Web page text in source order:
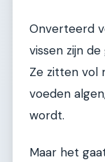
Onverteerd
vissen zijn
Ze zitten vol
voeden
wordt.
Maar het